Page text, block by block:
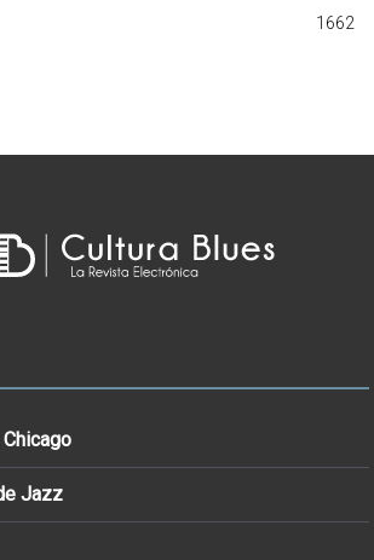
1662
Jazz